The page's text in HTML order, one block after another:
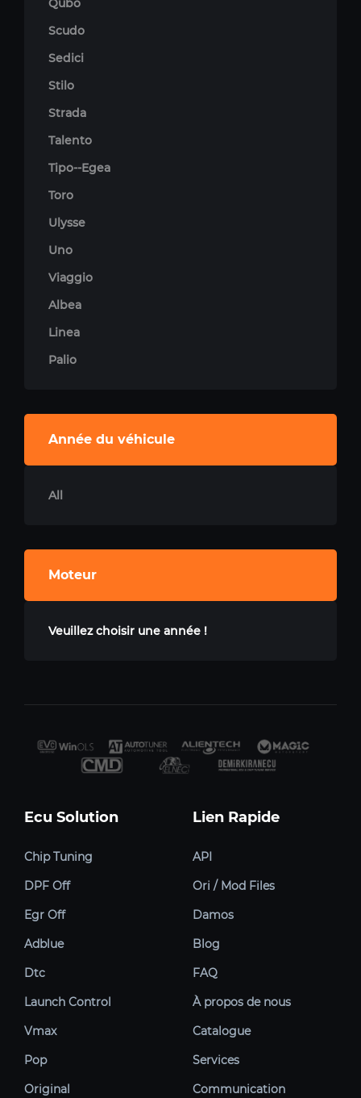
Qubo
Scudo
Sedici
Stilo
Strada
Talento
Tipo--Egea
Toro
Ulysse
Uno
Viaggio
Albea
Linea
Palio
Année du véhicule
All
Moteur
Veuillez choisir une année !
Ecu Solution
Chip Tuning
DPF Off
Egr Off
Adblue
Dtc
Launch Control
Vmax
Pop
Original
Lien Rapide
API
Ori / Mod Files
Damos
Blog
FAQ
À propos de nous
Catalogue
Services
Communication